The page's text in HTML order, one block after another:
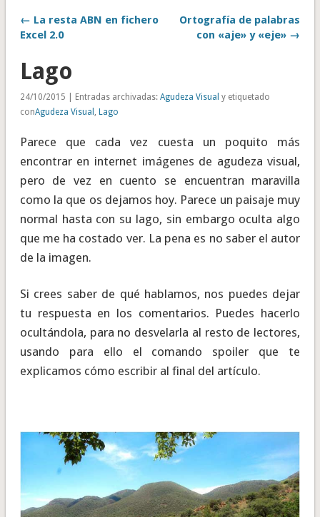
← La resta ABN en fichero
Excel 2.0
Ortografía de palabras
con «aje» y «eje» →
Lago
24/10/2015 | Entradas archivadas: Agudeza Visual y etiquetado
conAgudeza Visual , Lago
Parece que cada vez cuesta un poquito más
encontrar en internet imágenes de agudeza visual,
pero de vez en cuento se encuentran maravilla
como la que os dejamos hoy. Parece un paisaje muy
normal hasta con su lago, sin embargo oculta algo
que me ha costado ver. La pena es no saber el autor
de la imagen.
Si crees saber de qué hablamos, nos puedes dejar
tu respuesta en los comentarios. Puedes hacerlo
ocultándola, para no desvelarla al resto de lectores,
usando para ello el comando spoiler que te
explicamos cómo escribir al final del artículo.